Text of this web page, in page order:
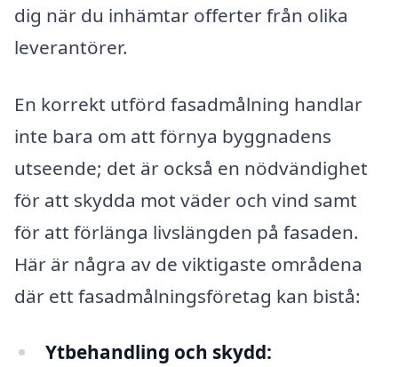
dig när du inhämtar offerter från olika
leverantörer.
En korrekt utförd fasadmålning handlar
inte bara om att förnya byggnadens
utseende; det är också en nödvändighet
för att skydda mot väder och vind samt
för att förlänga livslängden på fasaden.
Här är några av de viktigaste områdena
där ett fasadmålningsföretag kan bistå:
Ytbehandling och skydd: